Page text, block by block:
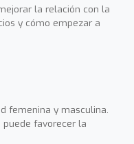
la relación con la
y cómo empezar a
femenina y masculina.
puede favorecer la